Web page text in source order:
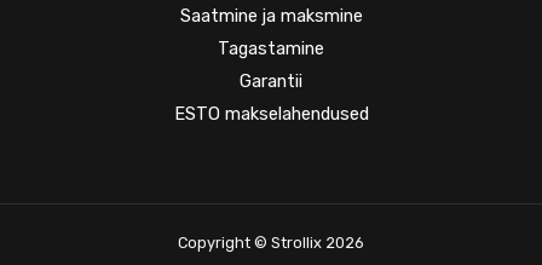
Saatmine ja maksmine
Tagastamine
Garantii
ESTO makselahendused
Copyright © Strollix 2026